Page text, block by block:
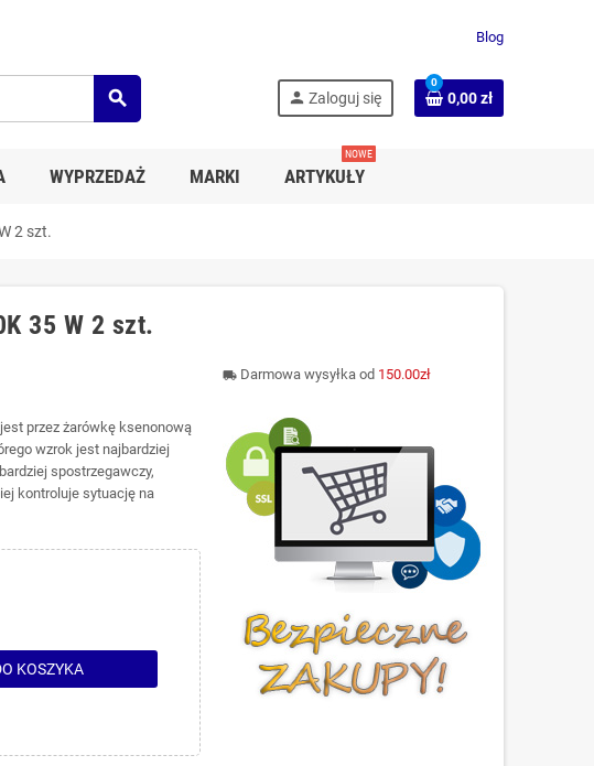
Blog
search person Zaloguj się
0
0,00 zł
WYPRZEDAŻ MARKI ARTYKUŁY
NOWE
2 szt.
35 W 2 szt.
przez żarówkę ksenonową
wzrok jest najbardziej
spostrzegawczy,
kontroluje sytuację na
KOSZYKA
local_shippingDarmowa wysyłka od 150.00zł